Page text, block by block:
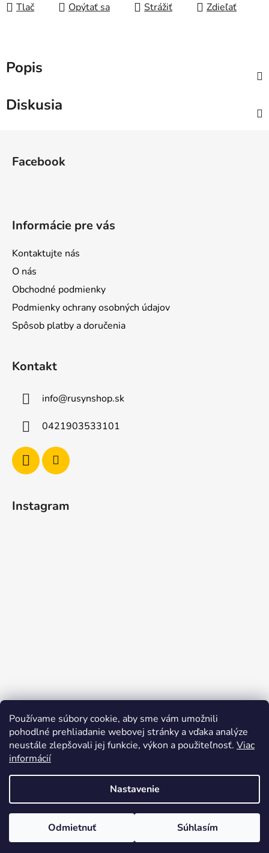
Používame súbory cookie, aby sme vám umožnili
pohodlné prehliadanie webovej stránky a vďaka analýze
neustále zlepšovali jej funkcie, výkon a použiteľnosť. Viac
informácií
Nastavenie
Odmietnuť Súhlasím
Tlač Opýtať sa Strážiť Zdieľať
Popis
Diskusia
Facebook
Informácie pre vás
Kontaktujte nás
O nás
Obchodné podmienky
Podmienky ochrany osobných údajov
Spôsob platby a doručenia
Kontakt
info@rusynshop.sk
0421903533101
Instagram
Sledovať na Instagrame
Vytvoril Shoptet
Copyright 2026rusynshop.sk. Všetky práva vyhradené.